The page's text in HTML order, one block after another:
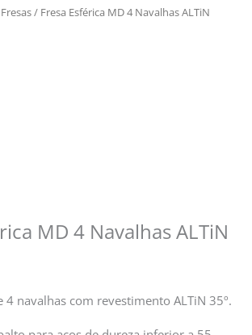
Fresas/ Fresa Esférica MD 4 Navalhas ALTiN
MD 4 Navalhas ALTiN
4 navalhas com revestimento ALTiN 35º.